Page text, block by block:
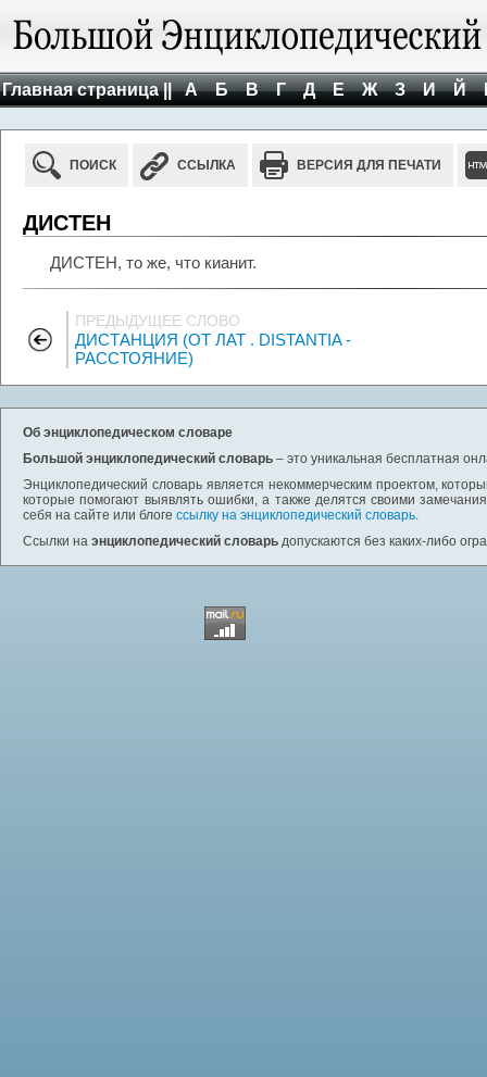
Главная страница || А Б В Г Д Е Ж З И Й
ПОИСК ССЫЛКА ВЕРСИЯ ДЛЯ ПЕЧАТИ
ДИСТЕН
ДИСТЕН, то же, что кианит.
ПРЕДЫДУЩЕЕ СЛОВО
ДИСТАНЦИЯ (ОТ ЛАТ . DISTANTIA -
РАССТОЯНИЕ)
Об энциклопедическом словаре
Большой энциклопедический словарь – это уникальная бесплатная
Энциклопедический словарь является некоммерческим проектом,
которые помогают выявлять ошибки, а также делятся своими
себя на сайте или блоге ссылку на энциклопедический словарь.
Ссылки на энциклопедический словарь допускаются без каких-либо